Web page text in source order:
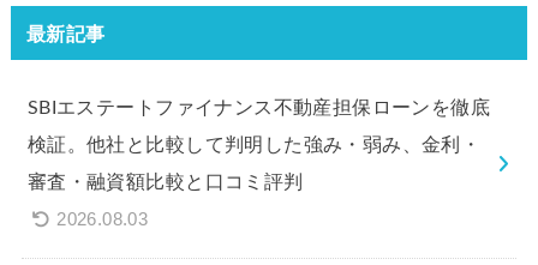
最新記事
SBIエステートファイナンス不動産担保ローンを徹底
検証。他社と比較して判明した強み・弱み、金利・
審査・融資額比較と口コミ評判
2026.08.03